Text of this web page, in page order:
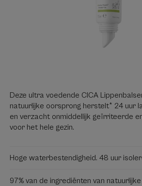
Deze ultra voedende CICA
natuurlijke oorsprong herstelt* 24 uur
en verzacht onmiddellijk geïrriteerde
voor het hele gezin.
Hoge waterbestendigheid. 48 uur
97% van de ingrediënten van